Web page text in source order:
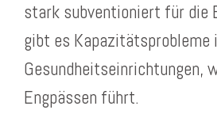
stark subventioniert für die
gibt es
Gesundheitseinrichtungen,
Engpässen führt.